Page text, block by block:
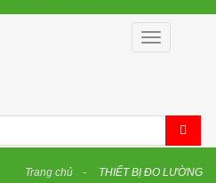
Toggle
navigation
Trang chủ THIẾT BỊ ĐO LƯỜNG